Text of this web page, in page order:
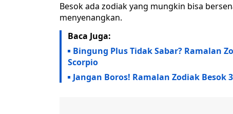
Besok ada zodiak yang mungkin bisa
menyenangkan.
Baca Juga:
Bingung Plus Tidak Sabar? Ramalan
Scorpio
Jangan Boros! Ramalan Zodiak Besok